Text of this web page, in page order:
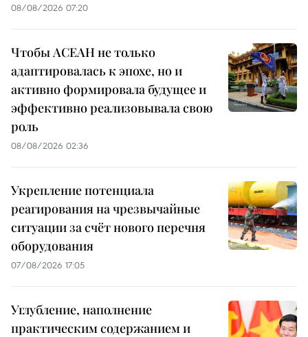
08/08/2026 07:20
Чтобы АСЕАН не только
адаптировалась к эпохе, но и
активно формировала будущее и
эффективно реализовывала свою
роль
08/08/2026 02:36
Укрепление потенциала
реагирования на чрезвычайные
ситуации за счёт нового перечня
оборудования
07/08/2026 17:05
Углубление, наполнение
практическим содержанием и